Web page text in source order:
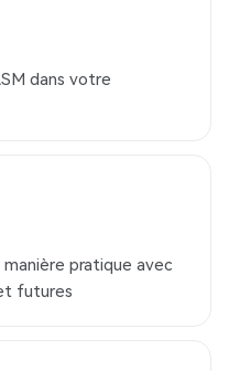
dans votre
pratique avec
futures